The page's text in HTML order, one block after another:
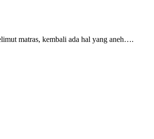
matras, kembali ada hal yang aneh….